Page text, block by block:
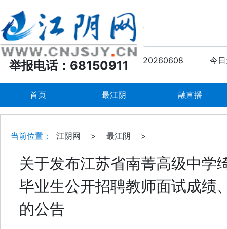
举报电话：68150911 20260608 今
首页 最江阴 融直播
当前位置： 江阴网 > 最江阴 >
关于发布江苏省南菁高级中学
毕业生公开招聘教师面试成绩
的公告